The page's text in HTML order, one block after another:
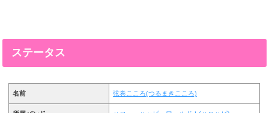
ステータス
名前 弦巻こころ(つるまきこころ)